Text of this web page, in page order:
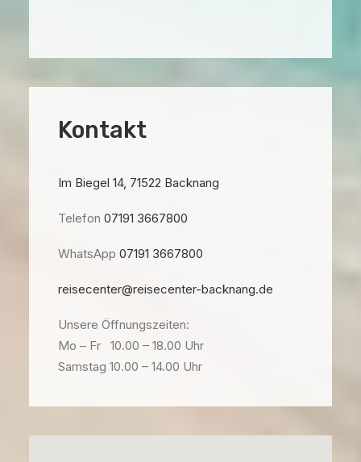
Kontakt
Im Biegel 14, 71522 Backnang
Telefon 07191 3667800
WhatsApp 07191 3667800
reisecenter@reisecenter-backnang.de
Unsere Öffnungszeiten:
Mo – Fr 10.00 – 18.00 Uhr
Samstag 10.00 – 14.00 Uhr